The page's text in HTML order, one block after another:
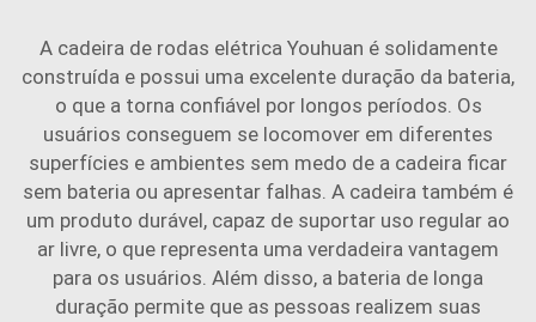
A cadeira de rodas elétrica Youhuan é solidamente
construída e possui uma excelente duração da bateria,
o que a torna confiável por longos períodos. Os
usuários conseguem se locomover em diferentes
superfícies e ambientes sem medo de a cadeira ficar
sem bateria ou apresentar falhas. A cadeira também é
um produto durável, capaz de suportar uso regular ao
ar livre, o que representa uma verdadeira vantagem
para os usuários. Além disso, a bateria de longa
duração permite que as pessoas realizem suas